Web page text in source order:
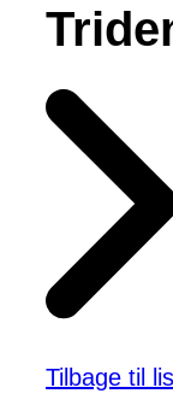
Tilbage til